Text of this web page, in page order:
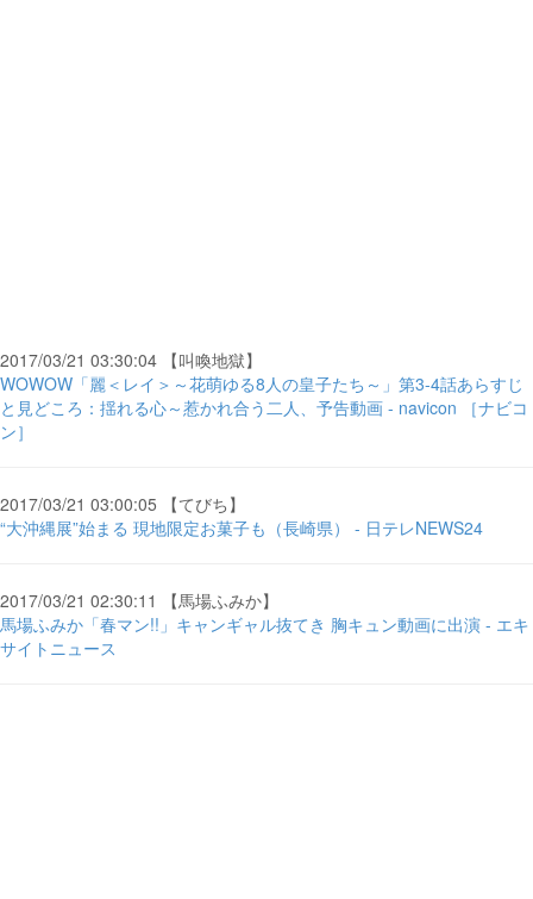
2017/03/21 03:30:04 【叫喚地獄】
WOWOW「麗＜レイ＞～花萌ゆる8人の皇子たち～」第3-4話あらすじ
と見どころ：揺れる心～惹かれ合う二人、予告動画 - navicon ［ナビコ
ン］
2017/03/21 03:00:05 【てびち】
“大沖縄展”始まる 現地限定お菓子も（長崎県） - 日テレNEWS24
2017/03/21 02:30:11 【馬場ふみか】
馬場ふみか「春マン!!」キャンギャル抜てき 胸キュン動画に出演 - エキ
サイトニュース